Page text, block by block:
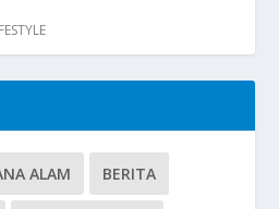
ALAM BERITA